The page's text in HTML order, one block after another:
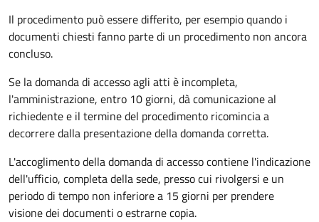
Il procedimento può essere differito, per esempio quando i
documenti chiesti fanno parte di un procedimento non ancora
concluso.
Se la domanda di accesso agli atti è incompleta,
l'amministrazione, entro 10 giorni, dà comunicazione al
richiedente e il termine del procedimento ricomincia a
decorrere dalla presentazione della domanda corretta.
L'accoglimento della domanda di accesso contiene l'indicazione
dell'ufficio, completa della sede, presso cui rivolgersi e un
periodo di tempo non inferiore a 15 giorni per prendere
visione dei documenti o estrarne copia.